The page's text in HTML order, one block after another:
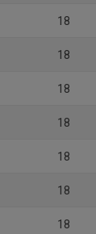
18
18
18
18
18
18
18